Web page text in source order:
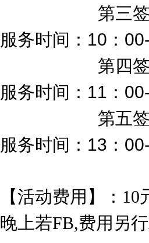
第三签到点
服务时间：10：
第四签到
服务时间：11：
第五签到
服务时间：13：
【活动费用】： 10
晚上若FB,费用另